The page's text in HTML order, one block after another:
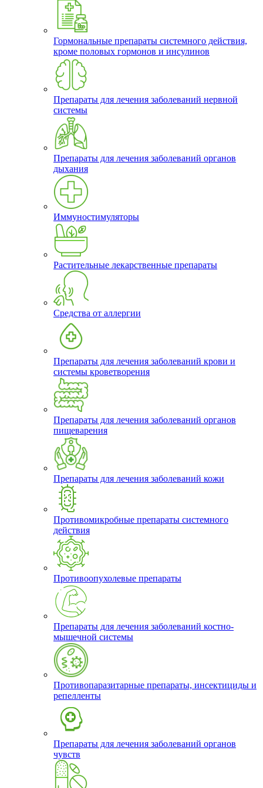
Гормональные препараты системного действия,
кроме половых гормонов и инсулинов
Препараты для лечения заболеваний нервной
системы
Препараты для лечения заболеваний органов
дыхания
Иммуностимуляторы
Растительные лекарственные препараты
Средства от аллергии
Препараты для лечения заболеваний крови и
системы кроветворения
Препараты для лечения заболеваний органов
пищеварения
Препараты для лечения заболеваний кожи
Противомикробные препараты системного
действия
Противоопухолевые препараты
Препараты для лечения заболеваний костно-
мышечной системы
Противопаразитарные препараты, инсектициды и
репелленты
Препараты для лечения заболеваний органов
чувств